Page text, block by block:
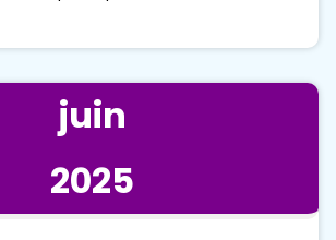
juin
2025